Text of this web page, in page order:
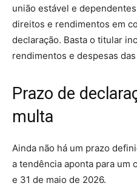
união estável e
direitos e rendimentos em
declaração. Basta o titular
rendimentos e despesas
Prazo de
multa
Ainda não há um prazo
a tendência aponta para um
e 31 de maio de 2026.